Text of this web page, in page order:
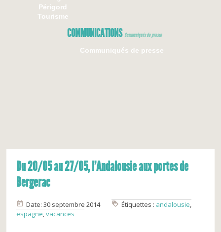
Périgord
Tourisme
COMMUNICATIONS Communiqués de presse
Communiqués de presse
Du 20/05 au 27/05, l’Andalousie aux portes de
Bergerac
Date: 30 septembre 2014 Étiquettes : andalousie,
espagne,vacances